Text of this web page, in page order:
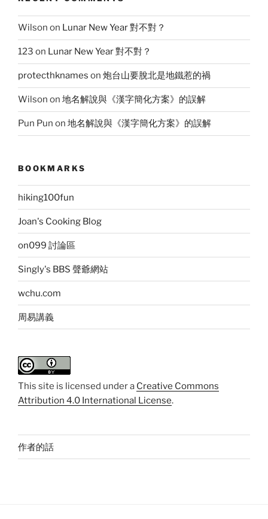
Wilson on Lunar New Year 對不對？
123 on Lunar New Year 對不對？
protecthknames on 炮台山要脫北是地鐵惹的禍
Wilson on 地名解說與《漢字簡化方案》的誤解
Pun Pun on 地名解說與《漢字簡化方案》的誤解
BOOKMARKS
hiking100fun
Joan's Cooking Blog
on099 討論區
Singly's BBS 聲爺網站
wchu.com
周易講義
This site is licensed under a Creative Commons
Attribution 4.0 International License.
作者的話